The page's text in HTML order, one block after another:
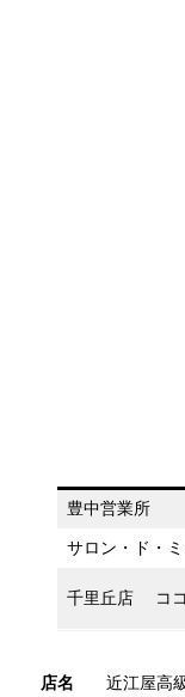
豊中営業所
サロン・ド・
千里丘店 コ
店名
近江屋高